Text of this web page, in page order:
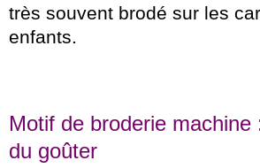
très souvent brodé sur les
enfants.
Motif de broderie machine
du goûter